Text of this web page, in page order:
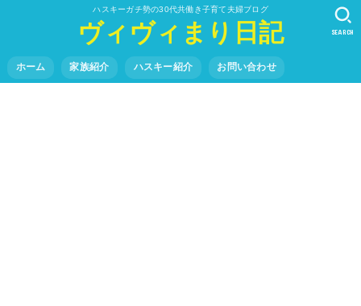
ハスキーガチ勢の30代共働き子育て夫婦ブログ
ヴィヴィまり日記
ホーム 家族紹介 ハスキー紹介 お問い合わせ
SEARCH